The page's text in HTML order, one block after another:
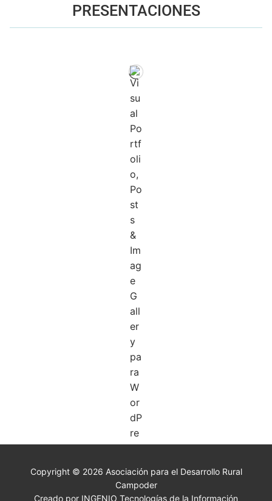
PRESENTACIONES
Copyright © 2026 Asociación para el Desarrollo Rural
Campoder
Creado por INGENIO Tecnologías de la Información